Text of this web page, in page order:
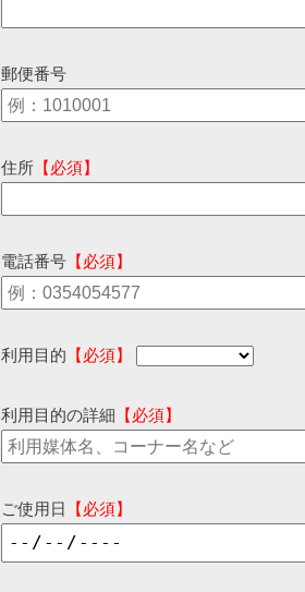
郵便番号
住所 【必須】
電話番号 【必須】
利用目的 【必須】
利用目的の詳細 【必須】
ご使用日 【必須】